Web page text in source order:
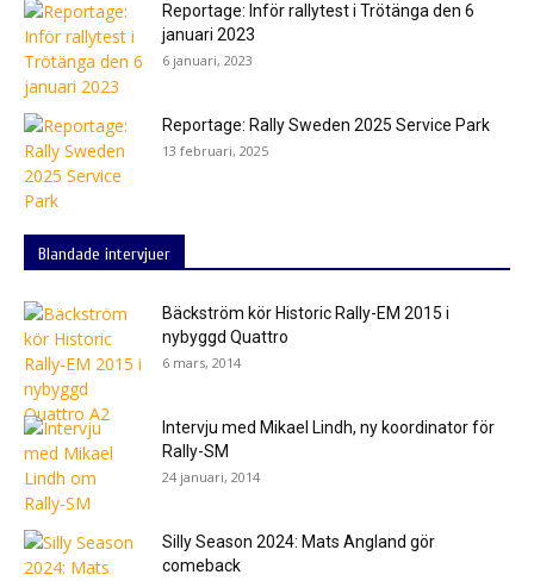
Reportage: Inför rallytest i Trötänga den 6
januari 2023
6 januari, 2023
Reportage: Rally Sweden 2025 Service Park
13 februari, 2025
Blandade intervjuer
Bäckström kör Historic Rally-EM 2015 i
nybyggd Quattro
6 mars, 2014
Intervju med Mikael Lindh, ny koordinator för
Rally-SM
24 januari, 2014
Silly Season 2024: Mats Angland gör
comeback